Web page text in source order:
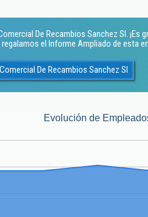
De Recambios Sanchez Sl. ¡Es
el Informe Ampliado de esta
De Recambios Sanchez Sl
Evolución de